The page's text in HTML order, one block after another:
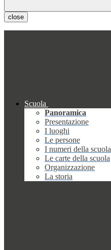
close
Scuola
Panoramica
Presentazione
I luoghi
Le persone
I numeri della scuola
Le carte della scuola
Organizzazione
La storia